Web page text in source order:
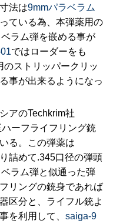
法は9mmパラベラム
ている為、本弾薬用の
ラム弾を嵌める事が
ではローダーをも
のストリッパークリッ
事が出来るようになっ
アのTechkrim社
ーフライフリング銃
る。この弾薬は
詰めて.345口径の弾頭
ラム弾と似通った弾
リングの銃身であれば
区分と、ライフル銃よ
を利用して、 saiga-9